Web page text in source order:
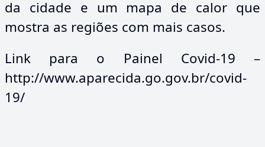
da cidade e um mapa de calor que
mostra as regiões com mais casos.
Link para o Painel Covid-19 –
http://www.aparecida.go.gov.br/covid-
19/